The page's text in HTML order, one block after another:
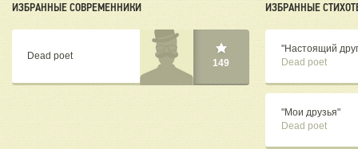
ИЗБРАННЫЕ СОВРЕМЕННИКИ
Dead poet
149
ИЗБРАННЫЕ
"Настоящий
Dead poet
"Мои друзья"
Dead poet